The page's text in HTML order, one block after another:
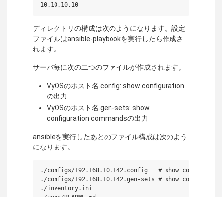
ディレクトリの構成は次のようになります。設定
ファイルはansible-playbookを実行したら作成さ
れます。
サーバ毎に次の二つのファイルが作成されます。
VyOSのホスト名.config: show configuration
の出力
VyOSのホスト名.gen-sets: show
configuration commandsの出力
ansibleを実行したあとのファイル構成は次のよう
になります。
./configs/192.168.10.142.config   # show configの出力
./configs/192.168.10.142.gen-sets # show configuration
./inventory.ini